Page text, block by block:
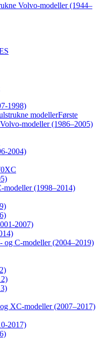
Volvo-modeller (1944–
1998)
modellerFørste
modeller (1986–2005)
2004)
modeller (1998–2014)
2007)
og C-modeller (2004–2019)
XC-modeller (2007–2017)
2017)